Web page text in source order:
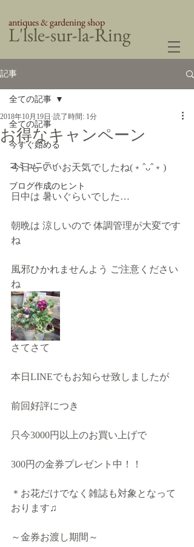
​L'lsle-sur-la-Ring
antiques & gardening shop
記事
全ての記事
今すぐ始める
コミュニティ
ブログ作成のヒント
全ての記事
お得なキャンペーン
2018年10月19日 読了時間: 1分
今日も いいお天気でしたね(﹡ˆᴗˆ﹡)
日中は 暑いぐらいでした…
朝晩は 涼しいので 体調管理が大変です
ね
風邪ひかれませんよう ご注意ください
ね
さてさて
本日LINEでもお知らせ致しましたが
前回好評につき
只今3000円以上のお買い上げで
300円の金券プレゼント中！！
＊お花だけでなく雑誌も対象となって
おります♫
～金券お渡し期間～